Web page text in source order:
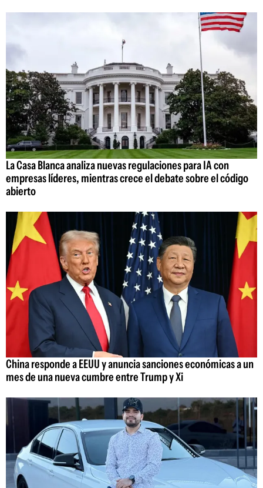
La Casa Blanca analiza nuevas regulaciones para IA con
empresas líderes, mientras crece el debate sobre el código
abierto
China responde a EEUU y anuncia sanciones económicas a un
mes de una nueva cumbre entre Trump y Xi